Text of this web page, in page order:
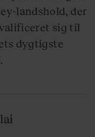
landshold, der
sig til
dygtigste